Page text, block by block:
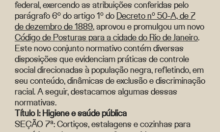
federal, exercendo as atribuições conferidas pelo
parágrafo 6º do artigo 1º do Decreto nº 50-A, de 7
de dezembro de 1889, aprovou e promulgou um novo
Código de Posturas para a cidade do Rio de Janeiro.
Este novo conjunto normativo contém diversas
disposições que evidenciam práticas de controle
social direcionadas à população negra, refletindo, em
seu conteúdo, dinâmicas de exclusão e discriminação
racial. A seguir, destacamos algumas dessas
normativas.
Título I: Higiene e saúde pública
SEÇÃO 7ª: Cortiços, estalagens e cozinhas para